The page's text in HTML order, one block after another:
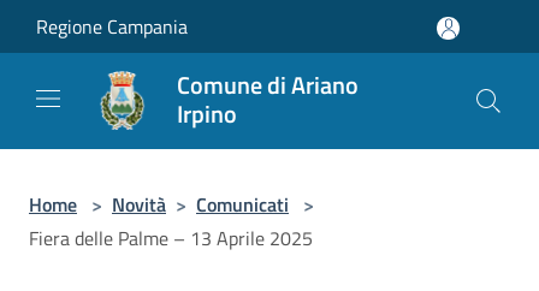
Salta al contenuto principale
Regione Campania
Comune di Ariano
Irpino
Home > Novità > Comunicati >
Fiera delle Palme – 13 Aprile 2025